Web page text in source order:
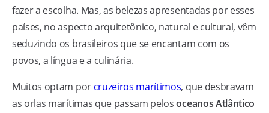
fazer a escolha. Mas, as belezas apresentadas por esses
países, no aspecto arquitetônico, natural e cultural, vêm
seduzindo os brasileiros que se encantam com os
povos, a língua e a culinária.
Muitos optam por cruzeiros marítimos, que desbravam
as orlas marítimas que passam pelosoceanos Atlântico